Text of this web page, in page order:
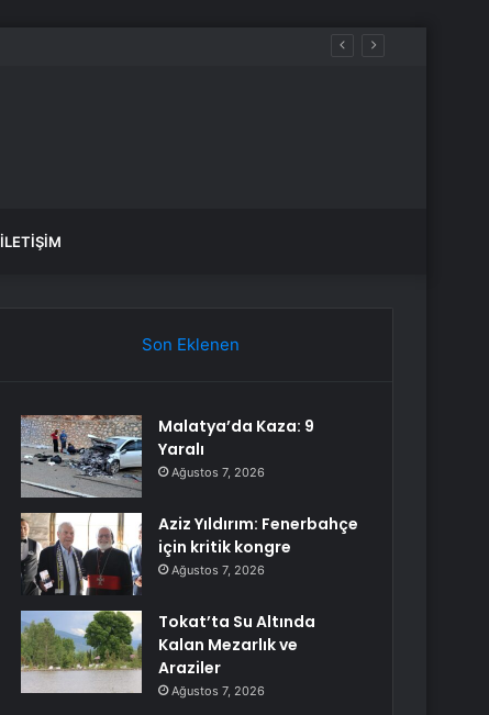
İLETIŞIM
Son Eklenen
Malatya’da Kaza: 9
Yaralı
Ağustos 7, 2026
Aziz Yıldırım: Fenerbahçe
için kritik kongre
Ağustos 7, 2026
Tokat’ta Su Altında
Kalan Mezarlık ve
Araziler
Ağustos 7, 2026